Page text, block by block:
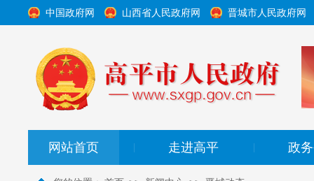
中国政府网 山西省人民政府网 晋城市人民政府网
网站首页 走进高平 政